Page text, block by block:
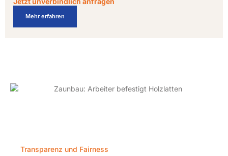
Mehr erfahren
Transparenz und Fairness